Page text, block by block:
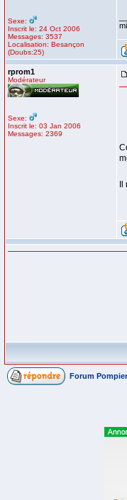
Sexe:
Inscrit le: 24 Oct 2006
Messages: 3537
Localisation: Besançon
(Doubs:25)
rprom1
Modérateur
Sexe:
Inscrit le: 03 Jan 2006
Messages: 2369
Forum Pompier